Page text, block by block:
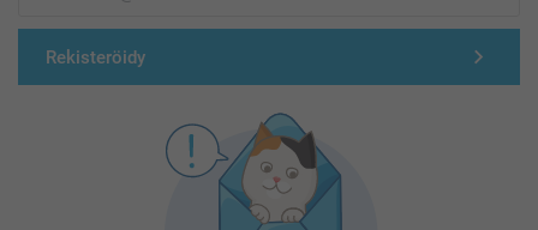
Rekisteröidy